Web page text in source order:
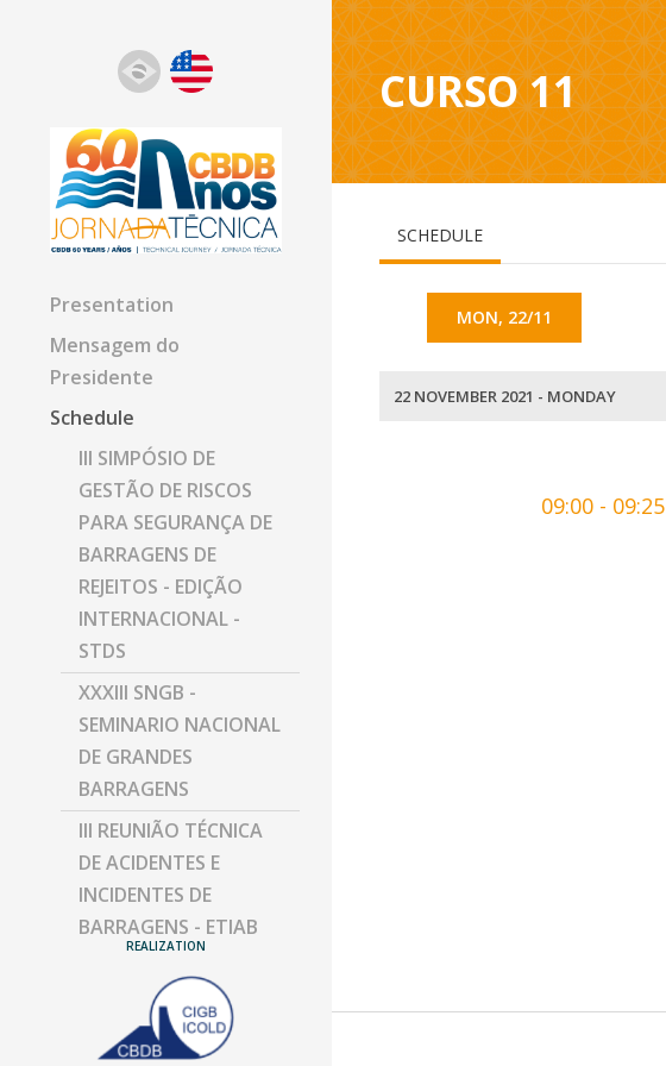
Presentation
Mensagem do
Presidente
Schedule
III SIMPÓSIO DE
GESTÃO DE RISCOS
PARA SEGURANÇA DE
BARRAGENS DE
REJEITOS - EDIÇÃO
INTERNACIONAL -
STDS
XXXIII SNGB -
SEMINARIO NACIONAL
DE GRANDES
BARRAGENS
III REUNIÃO TÉCNICA
DE ACIDENTES E
INCIDENTES DE
BARRAGENS - ETIAB
SIMPÓSIO DE
PESQUISA,
DESENVOLVIMENTO E
REALIZATION
CURSO 11
SCHEDULE
MON, 22/11
22 NOVEMBER 2021 - MONDAY
09:00 - 09:25